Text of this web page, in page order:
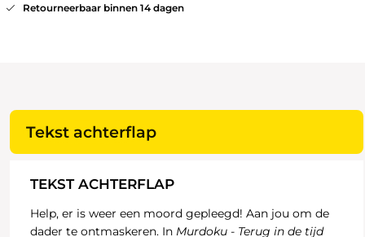
Retourneerbaar binnen 14 dagen
Tekst achterflap
TEKST ACHTERFLAP
Help, er is weer een moord gepleegd! Aan jou om de
dader te ontmaskeren. In Murdoku - Terug in de tijd